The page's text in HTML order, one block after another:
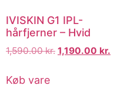
IVISKIN G1 IPL-
hårfjerner – Hvid
1,590.00kr. 1,190.00 kr.
Køb vare